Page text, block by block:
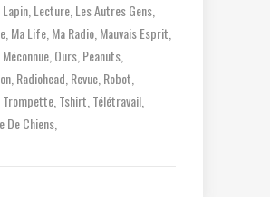
Lapin Lecture Les Autres Gens
Ma Life Ma Radio Mauvais Esprit
Méconnue Ours Peanuts
Radiohead Revue Robot
Trompette Tshirt Télétravail
De Chiens